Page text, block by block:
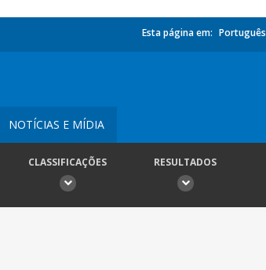
Esta página em: Português
NOTÍCIAS E MÍDIA
CLASSIFICAÇÕES RESULTADOS